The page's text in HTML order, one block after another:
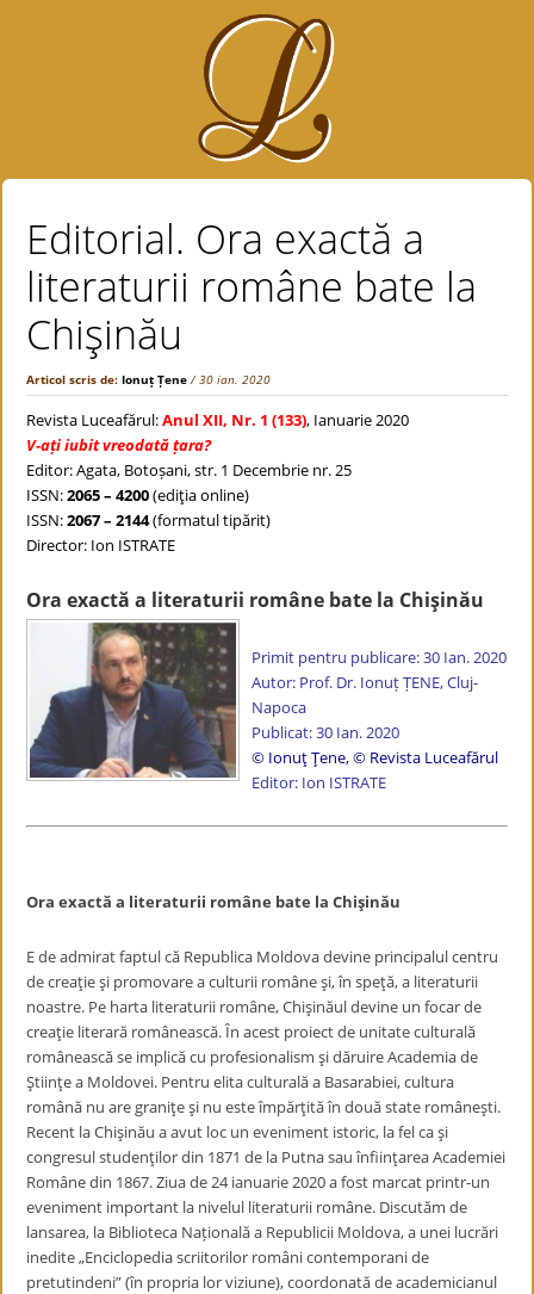
Editorial. Ora exactă a
literaturii române bate la
Chişinău
Articol scris de:Ionuț Țene / 30 ian. 2020
Revista Luceafărul:Anul XII, Nr. 1 (133), Ianuarie 2020
V-ați iubit vreodată țara?
Editor: Agata, Botoșani, str. 1 Decembrie nr. 25
ISSN:2065 – 4200(ediţia online)
ISSN:2067 – 2144(formatul tipărit)
Director: Ion ISTRATE
Ora exactă a literaturii române bate la Chişinău
Primit pentru publicare: 30 Ian. 2020
Autor: Prof. Dr. Ionuț ȚENE, Cluj-
Napoca
Publicat: 30 Ian. 2020
© Ionuț Țene,© Revista Luceafărul
Editor: Ion ISTRATE
Ora exactă a literaturii române bate la Chişinău
E de admirat faptul că Republica Moldova devine principalul centru
de creaţie şi promovare a culturii române şi, în speţă, a literaturii
noastre. Pe harta literaturii române, Chişinăul devine un focar de
creaţie literară românească. În acest proiect de unitate culturală
românească se implică cu profesionalism şi dăruire Academia de
Ştiinţe a Moldovei. Pentru elita culturală a Basarabiei, cultura
română nu are graniţe şi nu este împărţită în două state româneşti.
Recent la Chişinău a avut loc un eveniment istoric, la fel ca şi
congresul studenţilor din 1871 de la Putna sau înfiinţarea Academiei
Române din 1867. Ziua de 24 ianuarie 2020 a fost marcat printr-un
eveniment important la nivelul literaturii române. Discutăm de
lansarea, la Biblioteca Națională a Republicii Moldova, a unei lucrări
inedite „Enciclopedia scriitorilor români contemporani de
pretutindeni” (în propria lor viziune), coordonată de academicianul